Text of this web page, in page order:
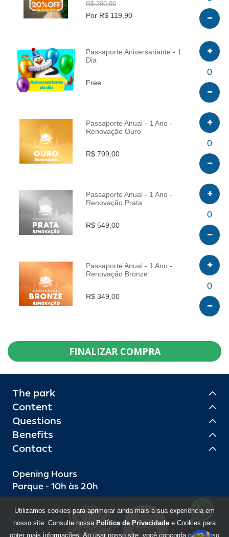
R$ 299,90
Por R$ 119,90
INFO
Passaporte Aniversariante - 1
Dia
Free
0
INFO
Passaporte Anual - 1 Ano -
Renovação Ouro
R$ 799,00
0
INFO
Passaporte Anual - 1 Ano -
Renovação Prata
R$ 549,00
0
INFO
Passaporte Anual - 1 Ano -
Renovação Bronze
R$ 349,00
0
FINALIZAR COMPRA
The park
Content
Questions
Benefits
Contact
Opening Hours
Parque - 10h às 20h
Utilizamos cookies para aprimorar ainda mais a sua experiência em
nosso site. Consulte nossa Política de Privacidade e Cookies para
obter mais informações. Ao usar nosso site, você concorda com o uso